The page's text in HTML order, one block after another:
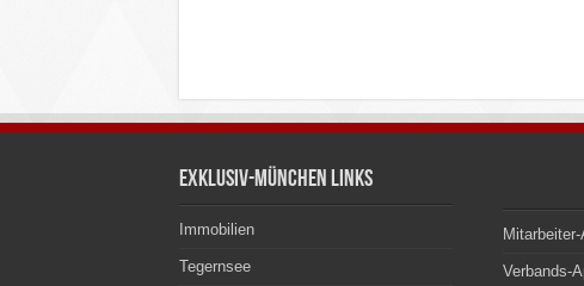
Exklusiv-München Links
Immobilien
Tegernsee
Mitarbeiter-
Verbands-